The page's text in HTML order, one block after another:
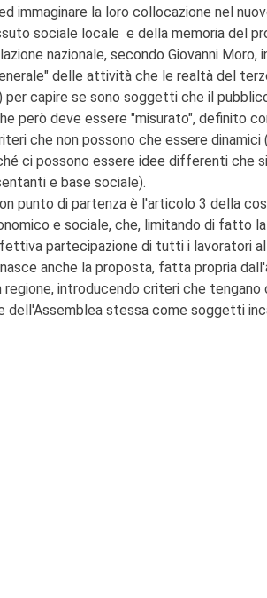
immaginare la loro collocazione nel
sociale locale e della memoria del
nazionale, secondo Giovanni
delle attività che le realtà del
capire se sono soggetti che il
però deve essere "misurato", definito
che non possono che essere
ci possono essere idee differenti che
e base sociale).
punto di partenza è l'articolo 3 della
e sociale, che, limitando di fatto
partecipazione di tutti i lavoratori
anche la proposta, fatta propria
regione, introducendo criteri che
dell'Assemblea stessa come soggetti